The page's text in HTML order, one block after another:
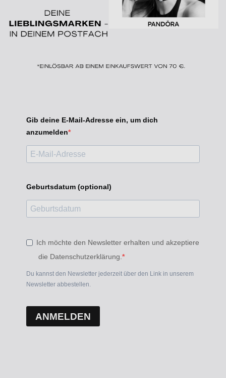
Gib deine E-Mail-Adresse ein, um dich
anzumelden
Geburtsdatum (optional)
Ich möchte den Newsletter erhalten und akzeptiere
die Datenschutzerklärung.
Du kannst den Newsletter jederzeit über den Link in unserem
Newsletter abbestellen.
ANMELDEN